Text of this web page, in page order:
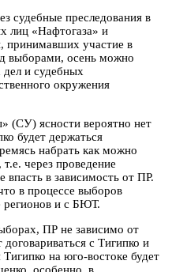
судебные преследования в
лиц «Нафтогаза» и
принимавших участие в
выборами, осень можно
и судебных
окружения
(СУ) ясности вероятно нет
будет держаться
набрать как можно
через проведение
в зависимость от ПР.
в процессе выборов
регионов и с БЮТ.
ПР не зависимо от
с Тигипко и
на юго-востоке будет